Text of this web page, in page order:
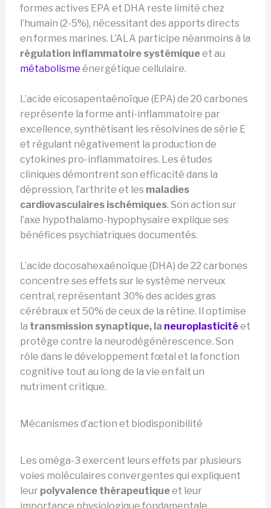
formes actives EPA et DHA reste limité chez
l’humain (2-5%), nécessitant des apports directs
en formes marines. L’ALA participe néanmoins à la
régulation inflammatoire systémiqueet au
métabolisme énergétique cellulaire.
L’acide eicosapentaénoïque (EPA) de 20 carbones
représente la forme anti-inflammatoire par
excellence, synthétisant les résolvines de série E
et régulant négativement la production de
cytokines pro-inflammatoires. Les études
cliniques démontrent son efficacité dans la
dépression, l’arthrite et les maladies
cardiovasculaires ischémiques. Son action sur
l’axe hypothalamo-hypophysaire explique ses
bénéfices psychiatriques documentés.
L’acide docosahexaénoïque (DHA) de 22 carbones
concentre ses effets sur le système nerveux
central, représentant 30% des acides gras
cérébraux et 50% de ceux de la rétine. Il optimise
la transmission synaptique, la neuroplasticitéet
protège contre la neurodégénérescence. Son
rôle dans le développement fœtal et la fonction
cognitive tout au long de la vie en fait un
nutriment critique.
Mécanismes d’action et biodisponibilité
Les oméga-3 exercent leurs effets par plusieurs
voies moléculaires convergentes qui expliquent
leur polyvalence thérapeutiqueet leur